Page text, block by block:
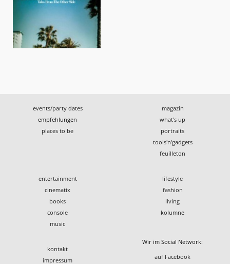
events/party dates
empfehlungen
places to be
magazin
what's up
portraits
tools'n'gadgets
feuilleton
entertainment
cinematix
books
console
music
lifestyle
fashion
living
kolumne
kontakt
impressum
Wir im Social Network:
auf Facebook